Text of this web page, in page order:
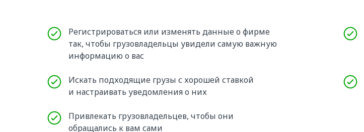
Регистрироваться или изменять данные о фирме
так, чтобы грузовладельцы увидели самую важную
информацию о вас
Искать подходящие грузы с хорошей ставкой
и настраивать уведомления о них
Привлекать грузовладельцев, чтобы они
обращались к вам сами